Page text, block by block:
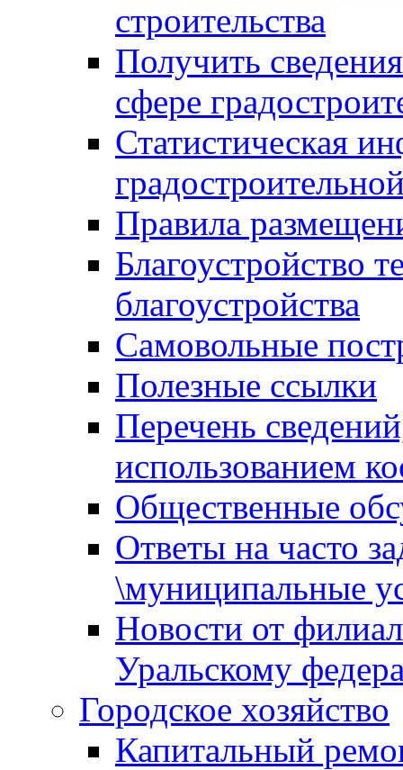
строительства
Получить
сфере
Статистическая
Правила
Благоустройство
благоустройства
Самовольные
Полезные ссылки
Перечень
использованием
Общественные
Ответы на часто
\муниципальные
Новости от
Уральскому
Городское хозяйство
Капитальный